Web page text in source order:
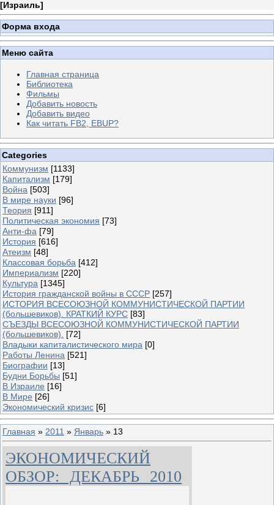
[Израиль]
Форма входа
Меню сайта
Главная страница
Библиотека
Фильмы
Добавить новость
Добавить видео
Как читать FB2, EBUP?
Categories
Коммунизм [1133]
Капитализм [179]
Война [503]
В мире науки [96]
Теория [911]
Политическая экономия [73]
Анти-фа [79]
История [616]
Атеизм [48]
Классовая борьба [412]
Империализм [220]
Культура [1345]
История гражданской войны в СССР [257]
ИСТОРИЯ ВСЕСОЮЗНОЙ КОММУНИСТИЧЕСКОЙ ПАРТИИ
(большевиков). КРАТКИЙ КУРС [83]
СЪЕЗДЫ ВСЕСОЮЗНОЙ КОММУНИСТИЧЕСКОЙ ПАРТИИ
(большевиков).
[72]
Владыки капиталистического мира [0]
Работы Ленина [521]
Биографии [13]
Будни Борьбы [51]
В Израиле [16]
В Мире [26]
Экономический кризис [6]
Главная » 2011 » Январь » 13
ЭКОНОМИЧЕСКИЙ
ОБЗОР: ДЕКАБРЬ 2010